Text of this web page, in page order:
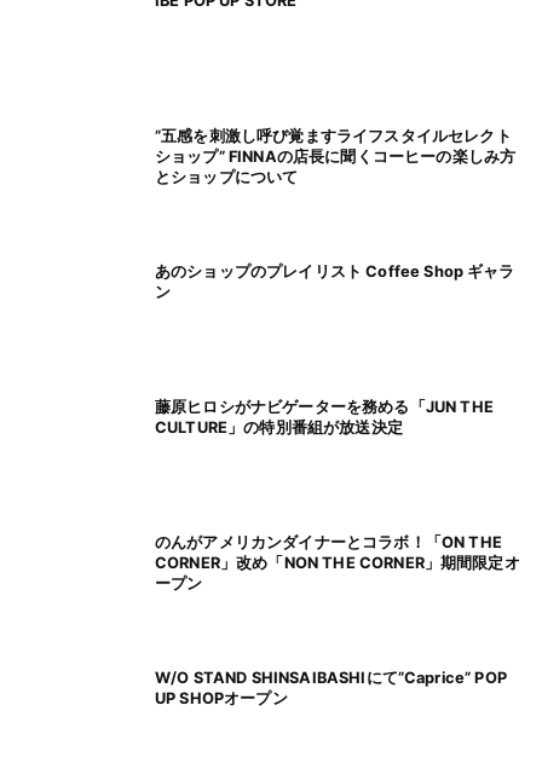
”五感を刺激し呼び覚ますライフスタイルセレクト
ショップ” FINNAの店長に聞くコーヒーの楽しみ方
とショップについて
あのショップのプレイリスト Coffee Shop ギャラ
ン
藤原ヒロシがナビゲーターを務める「JUN THE
CULTURE」の特別番組が放送決定
のんがアメリカンダイナーとコラボ！「ON THE
CORNER」改め「NON THE CORNER」期間限定オ
ープン
W/O STAND SHINSAIBASHIにて”Caprice” POP
UP SHOPオープン